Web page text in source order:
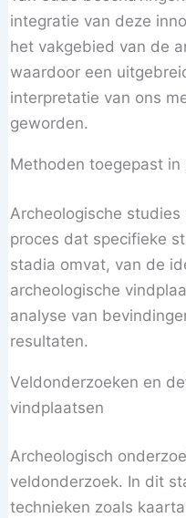
integratie van deze
het vakgebied van de
waardoor een
interpretatie van ons
geworden.
Methoden toegepast
Archeologische
proces dat specifieke
stadia omvat, van de
archeologische
analyse van
resultaten.
Veldonderzoeken en
vindplaatsen
Archeologisch
veldonderzoek. In dit
technieken zoals